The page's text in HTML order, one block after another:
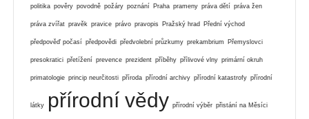
politika pověry povodně požáry poznání Praha prameny práva dětí práva žen
práva zvířat pravěk pravice právo pravopis Pražský hrad Přední východ
předpověď počasí předpovědi předvolební průzkumy prekambrium Přemyslovci
presokratici přetížení prevence prezident příběhy přílivové vlny primární okruh
primatologie princip neurčitosti příroda přírodní archivy přírodní katastrofy přírodní
látky přírodní vědy přírodní výběr přistání na Měsíci